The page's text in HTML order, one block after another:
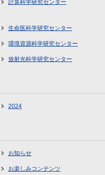
計算科学研究センター
生命医科学研究センター
環境資源科学研究センター
放射光科学研究センター
2024
お知らせ
お楽しみコンテンツ